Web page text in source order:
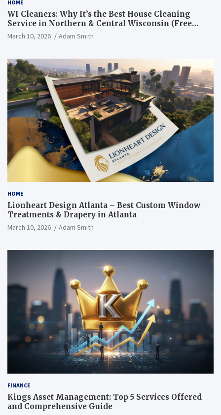
HOME
WI Cleaners: Why It’s the Best House Cleaning
Service in Northern & Central Wisconsin (Free
Consultation + Quote)
March 10, 2026 Adam Smith
HOME
Lionheart Design Atlanta – Best Custom Window
Treatments & Drapery in Atlanta
March 10, 2026 Adam Smith
FINANCE
Kings Asset Management: Top 5 Services Offered
and Comprehensive Guide